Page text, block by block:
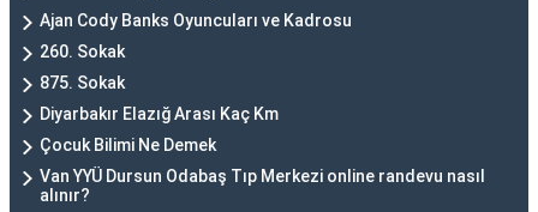
Ajan Cody Banks Oyuncuları ve Kadrosu
260. Sokak
875. Sokak
Diyarbakır Elazığ Arası Kaç Km
Çocuk Bilimi Ne Demek
Van YYÜ Dursun Odabaş Tıp Merkezi online randevu nasıl
alınır?